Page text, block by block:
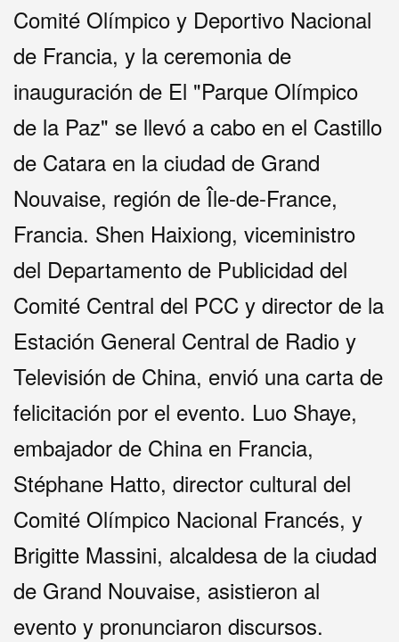
Comité Olímpico y Deportivo Nacional
de Francia, y la ceremonia de
inauguración de El "Parque Olímpico
de la Paz" se llevó a cabo en el Castillo
de Catara en la ciudad de Grand
Nouvaise, región de Île-de-France,
Francia. Shen Haixiong, viceministro
del Departamento de Publicidad del
Comité Central del PCC y director de la
Estación General Central de Radio y
Televisión de China, envió una carta de
felicitación por el evento. Luo Shaye,
embajador de China en Francia,
Stéphane Hatto, director cultural del
Comité Olímpico Nacional Francés, y
Brigitte Massini, alcaldesa de la ciudad
de Grand Nouvaise, asistieron al
evento y pronunciaron discursos.